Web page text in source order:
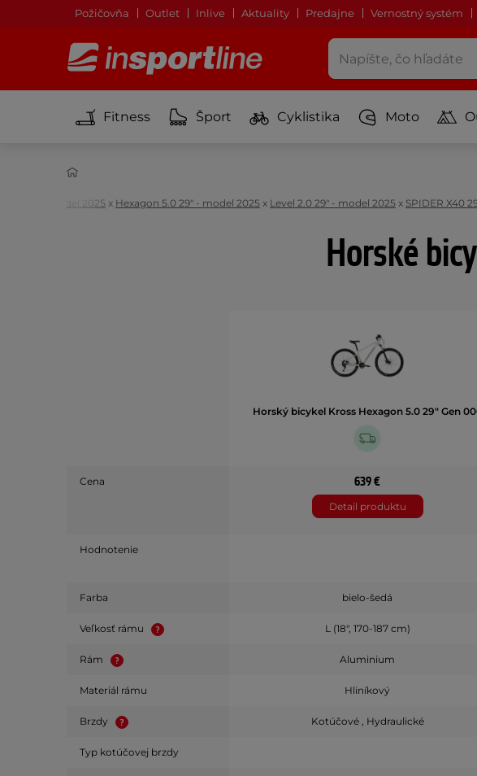
Požičovňa Outlet Inlive Aktuality Predajne Vernostný systém
Fitness Šport Cyklistika Moto
X50 29" - model 2025 x Hexagon 5.0 29" - model 2025 x Level 2.0 29" - model 2025 x SPIDER X40
Horské
Horský bicykel Kross Hexagon 5.0 29" Gen
Cena 639 €
Detail produktu
Hodnotenie
Farba bielo-šedá
Veľkosť rámu L (18", 170-187 cm)
Rám Aluminium
Materiál rámu Hliníkový
Brzdy Kotúčové , Hydraulické
Typ kotúčovej brzdy